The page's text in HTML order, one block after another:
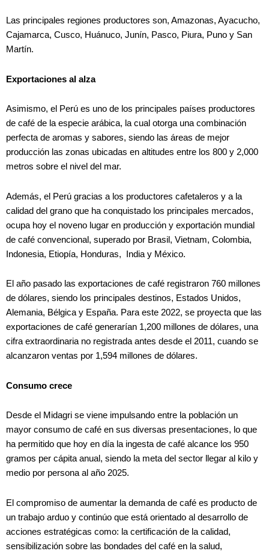
Las principales regiones productores son, Amazonas, Ayacucho,
Cajamarca, Cusco, Huánuco, Junín, Pasco, Piura, Puno y San
Martín.
Exportaciones al alza
Asimismo, el Perú es uno de los principales países productores
de café de la especie arábica, la cual otorga una combinación
perfecta de aromas y sabores, siendo las áreas de mejor
producción las zonas ubicadas en altitudes entre los 800 y 2,000
metros sobre el nivel del mar.
Además, el Perú gracias a los productores cafetaleros y a la
calidad del grano que ha conquistado los principales mercados,
ocupa hoy el noveno lugar en producción y exportación mundial
de café convencional, superado por Brasil, Vietnam, Colombia,
Indonesia, Etiopía, Honduras, India y México.
El año pasado las exportaciones de café registraron 760 millones
de dólares, siendo los principales destinos, Estados Unidos,
Alemania, Bélgica y España. Para este 2022, se proyecta que las
exportaciones de café generarían 1,200 millones de dólares, una
cifra extraordinaria no registrada antes desde el 2011, cuando se
alcanzaron ventas por 1,594 millones de dólares.
Consumo crece
Desde el Midagri se viene impulsando entre la población un
mayor consumo de café en sus diversas presentaciones, lo que
ha permitido que hoy en día la ingesta de café alcance los 950
gramos per cápita anual, siendo la meta del sector llegar al kilo y
medio por persona al año 2025.
El compromiso de aumentar la demanda de café es producto de
un trabajo arduo y continúo que está orientado al desarrollo de
acciones estratégicas como: la certificación de la calidad,
sensibilización sobre las bondades del café en la salud,